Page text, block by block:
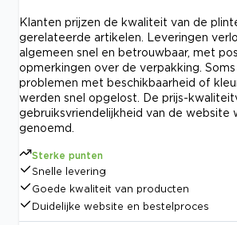
Klanten prijzen de kwaliteit van de
gerelateerde artikelen. Leveringen
algemeen snel en betrouwbaar, met
opmerkingen over de verpakking.
problemen met beschikbaarheid of
werden snel opgelost. De prijs-
gebruiksvriendelijkheid van de website
genoemd.
Sterke punten
Snelle levering
Goede kwaliteit van producten
Duidelijke website en bestelproces